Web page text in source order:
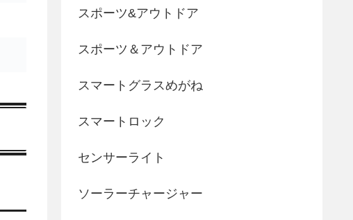
スポーツ&アウトドア
スポーツ＆アウトドア
スマートグラスめがね
スマートロック
センサーライト
ソーラーチャージャー